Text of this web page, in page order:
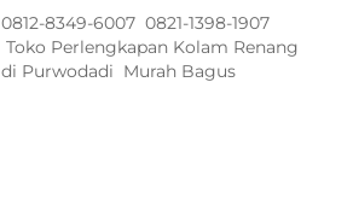
0812-8349-6007 0821-1398-1907
Toko Perlengkapan Kolam Renang
di Purwodadi Murah Bagus